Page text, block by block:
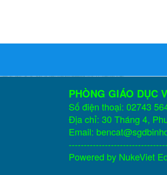
PHÒNG GIÁO DỤC
Số điện thoại: 02743
Địa chỉ: 30 Tháng 4,
Email:
Powered by NukeViet